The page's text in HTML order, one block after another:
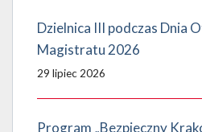
Dzielnica III podczas Dnia
Magistratu 2026
29 lipiec 2026
Program „Bezpieczny